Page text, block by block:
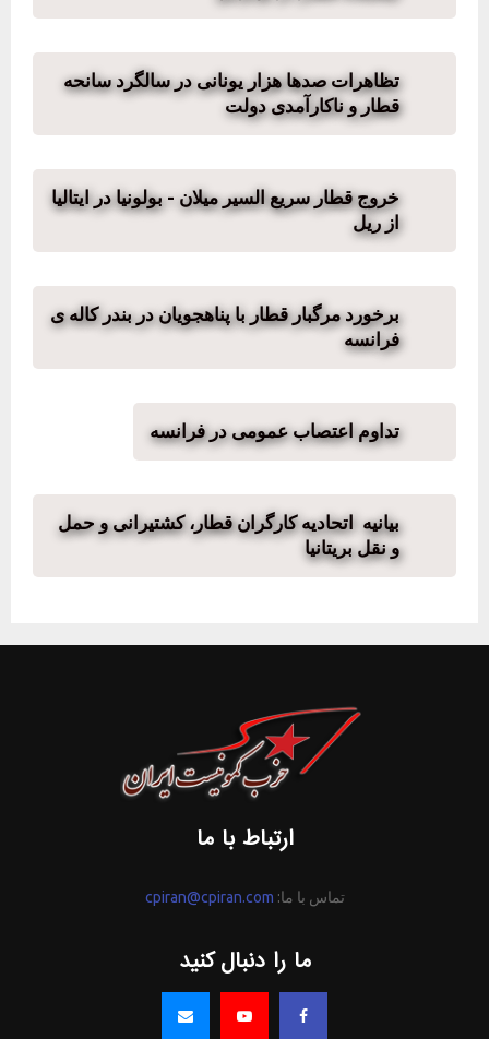
تظاهرات صدها هزار یونانی در سالگرد سانحه‌
قطار و ناکارآمدی دولت
خروج قطار سریع السیر میلان - بولونیا در ایتالیا
از ریل
برخورد مرگبار قطار با پناهجویان در بندر کاله ی
فرانسه
تداوم اعتصاب عمومی در فرانسه
بیانیه اتحادیه کارگران قطار، کشتیرانی و حمل
و نقل بریتانیا
ارتباط با ما
تماس با ما: cpiran@cpiran.com
ما را دنبال کنید